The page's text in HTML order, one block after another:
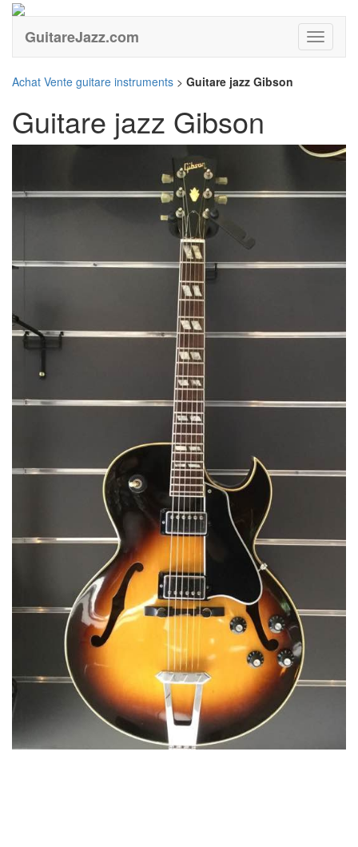
GuitareJazz.com
Achat Vente guitare instruments > Guitare jazz Gibson
Guitare jazz Gibson